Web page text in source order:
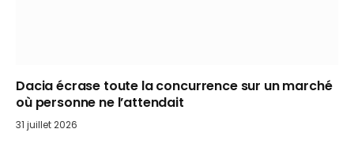
Dacia écrase toute la concurrence sur un marché
où personne ne l’attendait
31 juillet 2026